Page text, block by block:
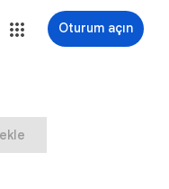
Oturum açın